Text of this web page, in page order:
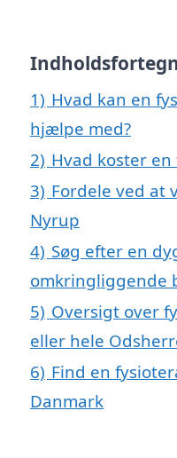
1) Hvad kan en
hjælpe med?
2) Hvad koster
3) Fordele ved at
Nyrup
4) Søg efter en
omkringliggende
5) Oversigt over
eller hele
6) Find en
Danmark